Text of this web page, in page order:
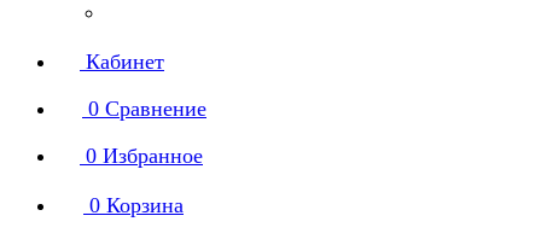
Кабинет
0 Сравнение
0 Избранное
0 Корзина